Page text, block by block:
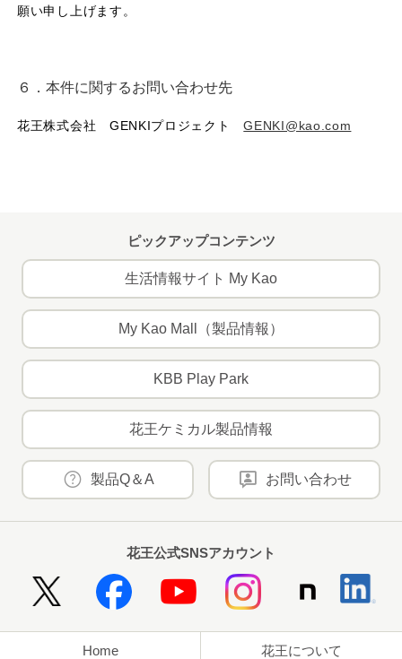
願い申し上げます。
６．本件に関するお問い合わせ先
花王株式会社 GENKIプロジェクトGENKI@kao.com
ピックアップコンテンツ
生活情報サイト My Kao
My Kao Mall（製品情報）
KBB Play Park
花王ケミカル製品情報
製品Q＆A お問い合わせ
花王公式SNSアカウント
Home 花王について